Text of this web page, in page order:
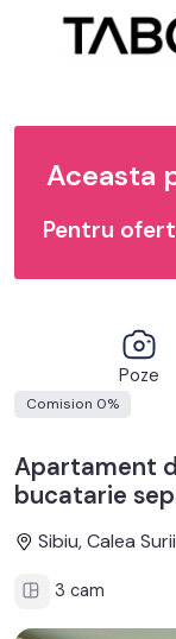
Aceasta
Pentru
Poze
Comision 0%
Apartament
bucatarie
Sibiu, Calea
3 cam